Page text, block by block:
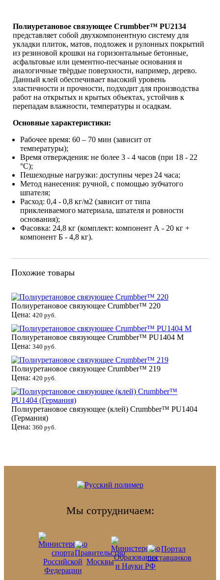
Полиуретановое связующее Crumbber™ PU2134
представляет собой двухкомпонентную систему для
укладки плиток, матов, подложек и рулонных покрытий
из резиновой крошки на горизонтальные бетонные,
асфальтовые или цементно-песчаные основания и
аналогичные твёрдые поверхности, например, дерево.
Данный клей обеспечивает высокий уровень
эластичности и прочности, подходит для производства
работ на открытых и крытых объектах, устойчив к
перепадам влажности, температуры и осадкам.
Основные характеристики:
Рабочее время: 60 – 70 мин (зависит от
температуры);
Время отверждения: не более 3 - 4 часов (при 18 - 22
°С);
Пешеходные нагрузки: доступны через 24 часа;
Метод нанесения: ручной, с помощью зубчатого
шпателя;
Расход: 0,4 - 0,8 кг/м2 (зависит от типа
приклеиваемого материала, шпателя и ровности
основания);
Фасовка: 24,8 кг (комплект: компонент А - 20 кг +
компонент Б - 4,8 кг).
Похожие товары
Полиуретановое связующее Crumbber™ 220
Цена: 420 руб.
Полиуретановое связующее Crumbber™ PU1404 M
Цена: 340 руб.
Полиуретановое связующее Crumbber™ 219
Цена: 420 руб.
Полиуретановое связующее (клей) Crumbber™ PU1404
(Германия)
Цена: 360 руб.
Мы сотрудничаем: